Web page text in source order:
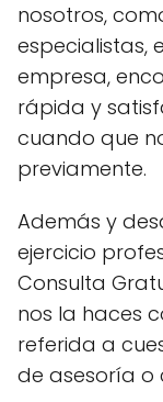
nosotros,
especialistas,
empresa,
rápida y
cuando que
previamente.
Además y
ejercicio
Consulta
nos la haces
referida a
de asesoría o